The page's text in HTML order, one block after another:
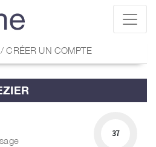
CRÉER UN COMPTE
37